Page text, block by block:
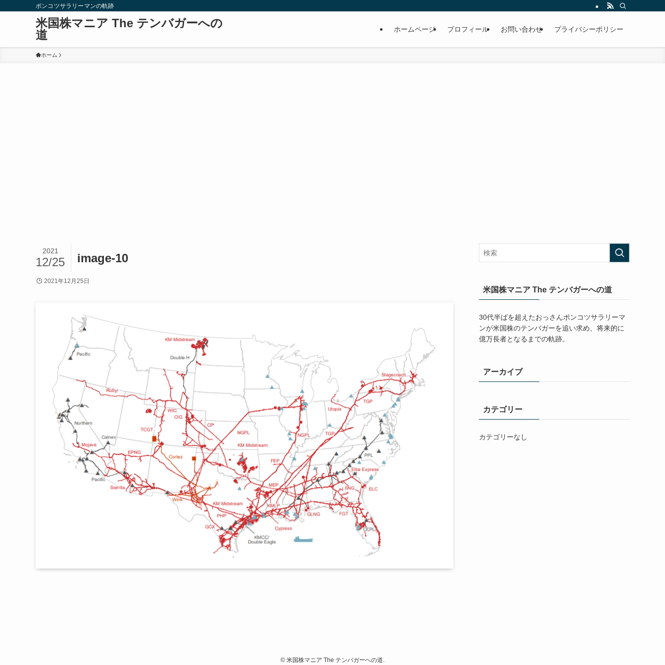
ポンコツサラリーマンの軌跡
米国株マニア The テンバガーへの
道
ホームページ プロフィール お問い合わせ プライバシーポリシー
ホーム
image-10
2021
12/25
2021年12月25日
米国株マニア The テンバガーへの道
30代半ばを超えたおっさんポンコツサラリーマ
ンが米国株のテンバガーを追い求め、将来的に
億万長者となるまでの軌跡。
アーカイブ
カテゴリー
カテゴリーなし
© 米国株マニア The テンバガーへの道.